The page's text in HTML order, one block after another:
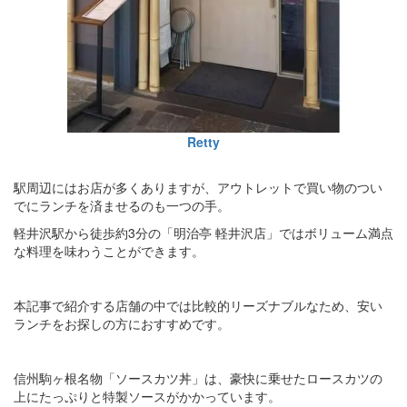
Retty
駅周辺にはお店が多くありますが、アウトレットで買い物のつい
でにランチを済ませるのも一つの手。
軽井沢駅から徒歩約3分の「明治亭 軽井沢店」ではボリューム満点
な料理を味わうことができます。
本記事で紹介する店舗の中では比較的リーズナブルなため、安い
ランチをお探しの方におすすめです。
信州駒ヶ根名物「ソースカツ丼」は、豪快に乗せたロースカツの
上にたっぷりと特製ソースがかかっています。